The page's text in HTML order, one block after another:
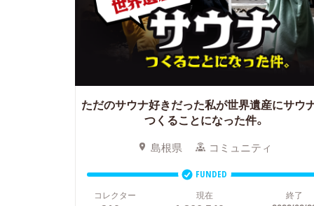
ただのサウナ好きだった私が世界遺産にサウ
つくることになった件。
島根県 コミュニティ
FUNDED
コレクター
現在 終了